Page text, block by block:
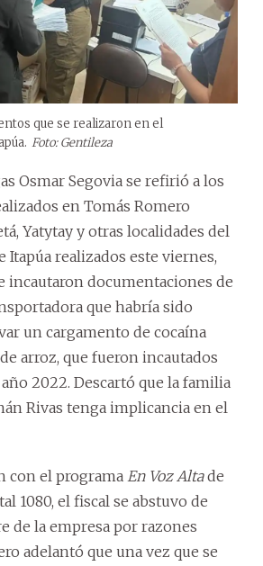
que se realizaron en el
Foto: Gentileza
Osmar Segovia se refirió a los
en Tomás Romero
Yatytay y otras localidades del
Itapúa realizados este viernes,
incautaron documentaciones de
que habría sido
un cargamento de cocaína
arroz, que fueron incautados
2022. Descartó que la familia
Rivas tenga implicancia en el
con el programa En Voz Altade
1080, el fiscal se abstuvo de
de la empresa por razones
adelantó que una vez que se